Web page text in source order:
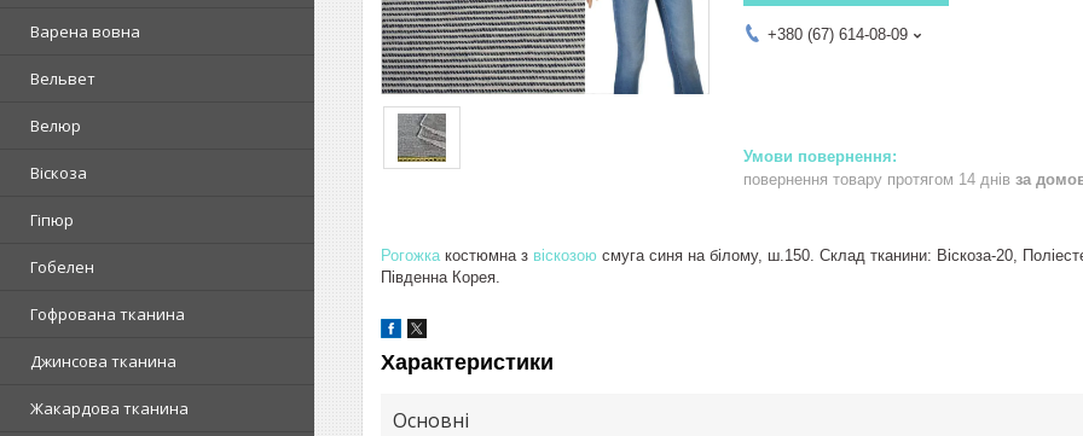
Варена вовна
Вельвет
Велюр
Віскоза
Гіпюр
Гобелен
Гофрована тканина
Джинсова тканина
Жакардова тканина
+380 (67) 614-08-09
повернення товару протягом 14 днів за
Рогожка костюмна з віскозою смуга синя на білому, ш.150. Склад тканини: Віскоза-20,
Південна Корея.
Характеристики
Основні